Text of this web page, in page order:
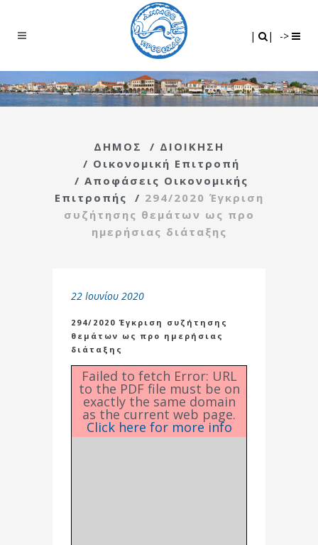
| | ->
ΔΗΜΟΣ / ΔΙΟΙΚΗΣΗ
/ Οικονομική Επιτροπή
/ Αποφάσεις Οικονομικής
Επιτροπής
/ 294/2020 Έγκριση
συζήτησης θεμάτων ως προ
ημερήσιας διάταξης
22 Ιουνίου 2020
294/2020 Έγκριση συζήτησης
θεμάτων ως προ ημερήσιας
διάταξης
Failed to fetch Error: URL
to the PDF file must be on
exactly the same domain
as the current web page.
Click here for more info